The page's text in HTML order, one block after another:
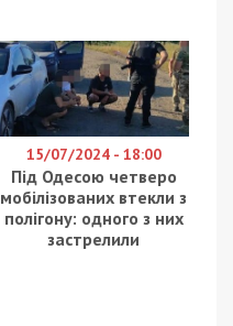
15/07/2024 - 18:00
Під Одесою четверо
мобілізованих втекли з
полігону: одного з них
застрелили